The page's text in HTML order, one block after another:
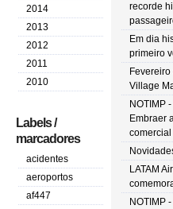
2014
2013
2012
2011
2010
Labels /
marcadores
acidentes
aeroportos
af447
recorde
Em dia
primeiro
Village
NOTIMP
Embraer
LATAM
NOTIMP